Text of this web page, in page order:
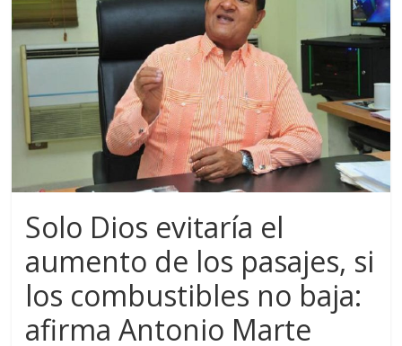
Solo Dios evitaría el
aumento de los pasajes, si
los combustibles no baja:
afirma Antonio Marte